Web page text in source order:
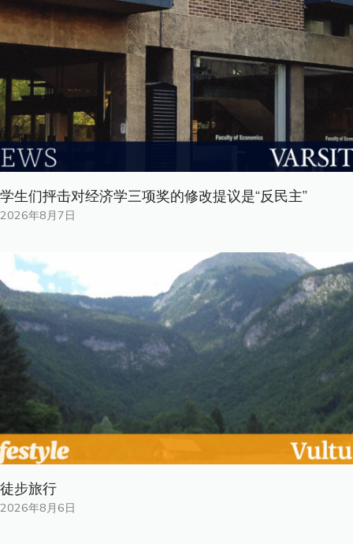
学生们抨击对经济学三项奖的修改提议是“反民主”
2026年8月7日
徒步旅行
2026年8月6日